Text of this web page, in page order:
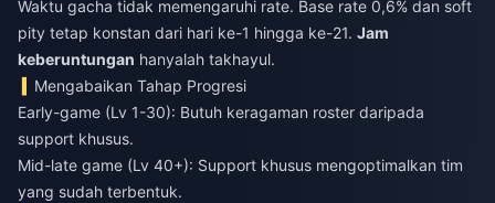
Waktu gacha tidak memengaruhi rate. Base rate 0,6% dan soft
pity tetap konstan dari hari ke-1 hingga ke-21. Jam
keberuntungan hanyalah takhayul.
Mengabaikan Tahap Progresi
Early-game (Lv 1-30): Butuh keragaman roster daripada
support khusus.
Mid-late game (Lv 40+): Support khusus mengoptimalkan tim
yang sudah terbentuk.